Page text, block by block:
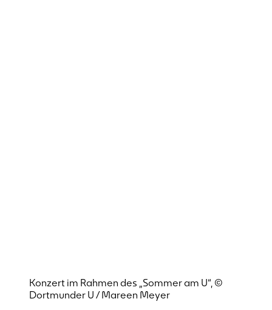
Konzert im Rahmen des „Sommer am U“, ©
Dortmunder U / Mareen Meyer